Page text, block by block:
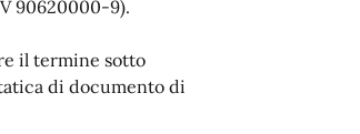
90620000-9).
il termine sotto
di documento di